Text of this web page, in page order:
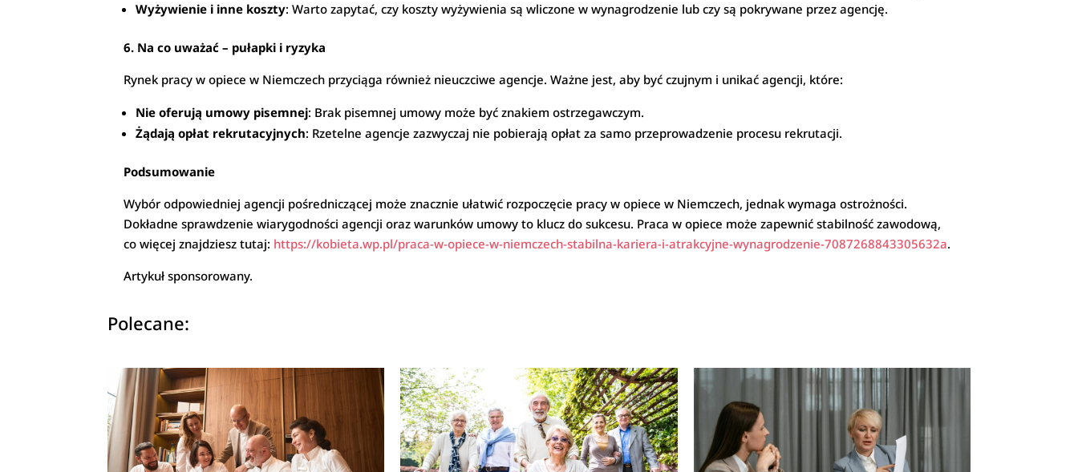
Wyżywienie i inne koszty: Warto zapytać, czy koszty wyżywienia są wliczone w wynagrodzenie lub czy są pokrywane przez agencję.
6. Na co uważać – pułapki i ryzyka
Rynek pracy w opiece w Niemczech przyciąga również nieuczciwe agencje. Ważne jest, aby być czujnym i unikać agencji, które:
Nie oferują umowy pisemnej: Brak pisemnej umowy może być znakiem ostrzegawczym.
Żądają opłat rekrutacyjnych: Rzetelne agencje zazwyczaj nie pobierają opłat za samo przeprowadzenie procesu rekrutacji.
Podsumowanie
Wybór odpowiedniej agencji pośredniczącej może znacznie ułatwić rozpoczęcie pracy w opiece w Niemczech, jednak wymaga ostrożności.
Dokładne sprawdzenie wiarygodności agencji oraz warunków umowy to klucz do sukcesu. Praca w opiece może zapewnić stabilność zawodową,
co więcej znajdziesz tutaj: https://kobieta.wp.pl/praca-w-opiece-w-niemczech-stabilna-kariera-i-atrakcyjne-wynagrodzenie-7087268843305632a.
Artykuł sponsorowany.
Polecane: